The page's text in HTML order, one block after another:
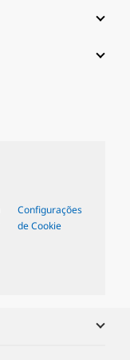
Configurações
de Cookie